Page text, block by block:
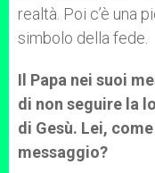
realtà. Poi c’è una
simbolo della fede.
Il Papa nei suoi
di non seguire la
di Gesù. Lei,
messaggio?